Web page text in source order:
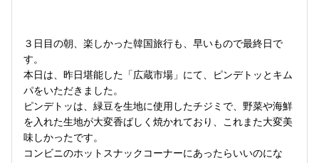
３日目の朝、楽しかった韓国旅行も、早いもので最終日で
す。
本日は、昨日堪能した「広蔵市場」にて、ピンデトッとキム
パをいただきました。
ピンデトッは、緑豆を生地に使用したチジミで、野菜や海鮮
を入れた生地が大変香ばしく焼かれており、これまた大変美
味しかったです。
コンビニのホットスナックコーナーにあったらいいのにな